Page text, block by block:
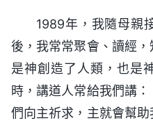
1989年，我隨母親
後，我常常聚會、讀經，
是神創造了人類，也是
時，講道人常給我們講
們向主祈求，主就會幫